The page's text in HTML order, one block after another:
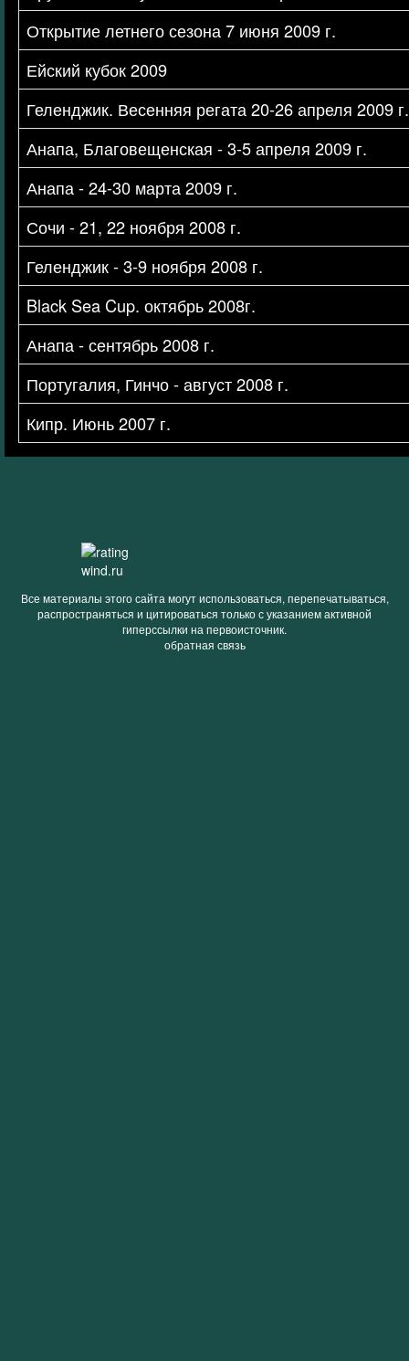
Открытие летнего сезона 7 июня 2009 г.
Ейский кубок 2009
Геленджик. Весенняя регата 20-26 апреля 2009 г.
Анапа, Благовещенская - 3-5 апреля 2009 г.
Анапа - 24-30 марта 2009 г.
Сочи - 21, 22 ноября 2008 г.
Геленджик - 3-9 ноября 2008 г.
Black Sea Cup. октябрь 2008г.
Анапа - сентябрь 2008 г.
Португалия, Гинчо - август 2008 г.
Кипр. Июнь 2007 г.
Все материалы этого сайта могут использоваться, перепечатываться,
распространяться и цитироваться только с указанием активной
гиперссылки на первоисточник.
обратная связь